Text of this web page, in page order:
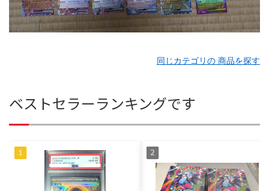
同じカテゴリの 商品を探す
ベストセラーランキングです